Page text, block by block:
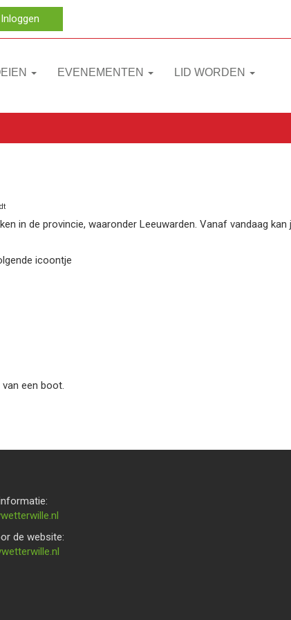
Inloggen
EVENEMENTEN LID WORDEN
in de provincie, waaronder Leeuwarden. Vanaf vandaag
icoontje
een boot.
de website: